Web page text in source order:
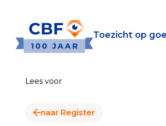
Toezicht op
Toezicht op
Lees voor
naar Register